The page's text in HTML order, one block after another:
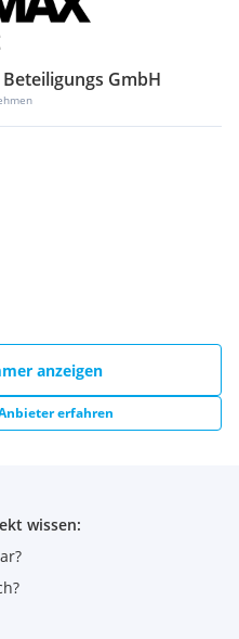
Beteiligungs GmbH
anzeigen
erfahren
wissen: